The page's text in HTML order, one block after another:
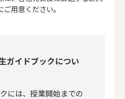
用意ください。
ガイドブックについ
には、授業開始までの